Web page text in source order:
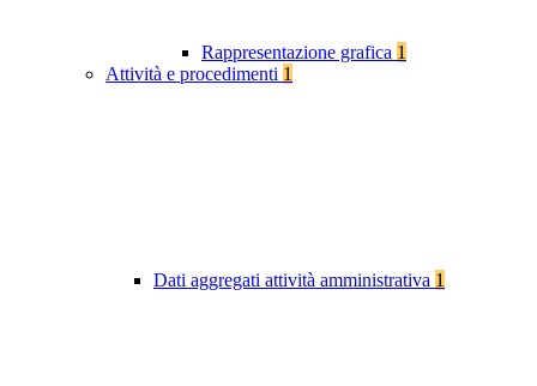
Rappresentazione grafica 1
Attività e procedimenti 1
Dati aggregati attività amministrativa 1